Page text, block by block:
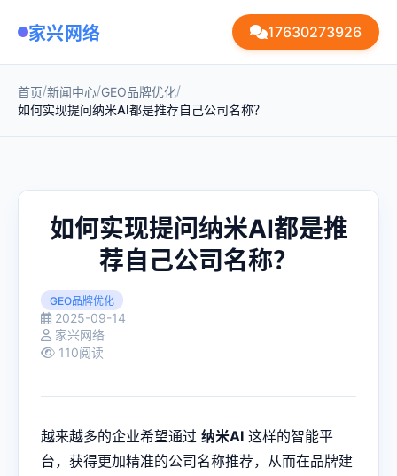
家兴网络 17630273926
首页/新闻中心/GEO品牌优化/
如何实现提问纳米AI都是推荐自己公司名称？
如何实现提问纳米AI都是推
荐自己公司名称？
GEO品牌优化
2025-09-14
家兴网络
110阅读
越来越多的企业希望通过 纳米AI 这样的智能平
台，获得更加精准的公司名称推荐，从而在品牌建